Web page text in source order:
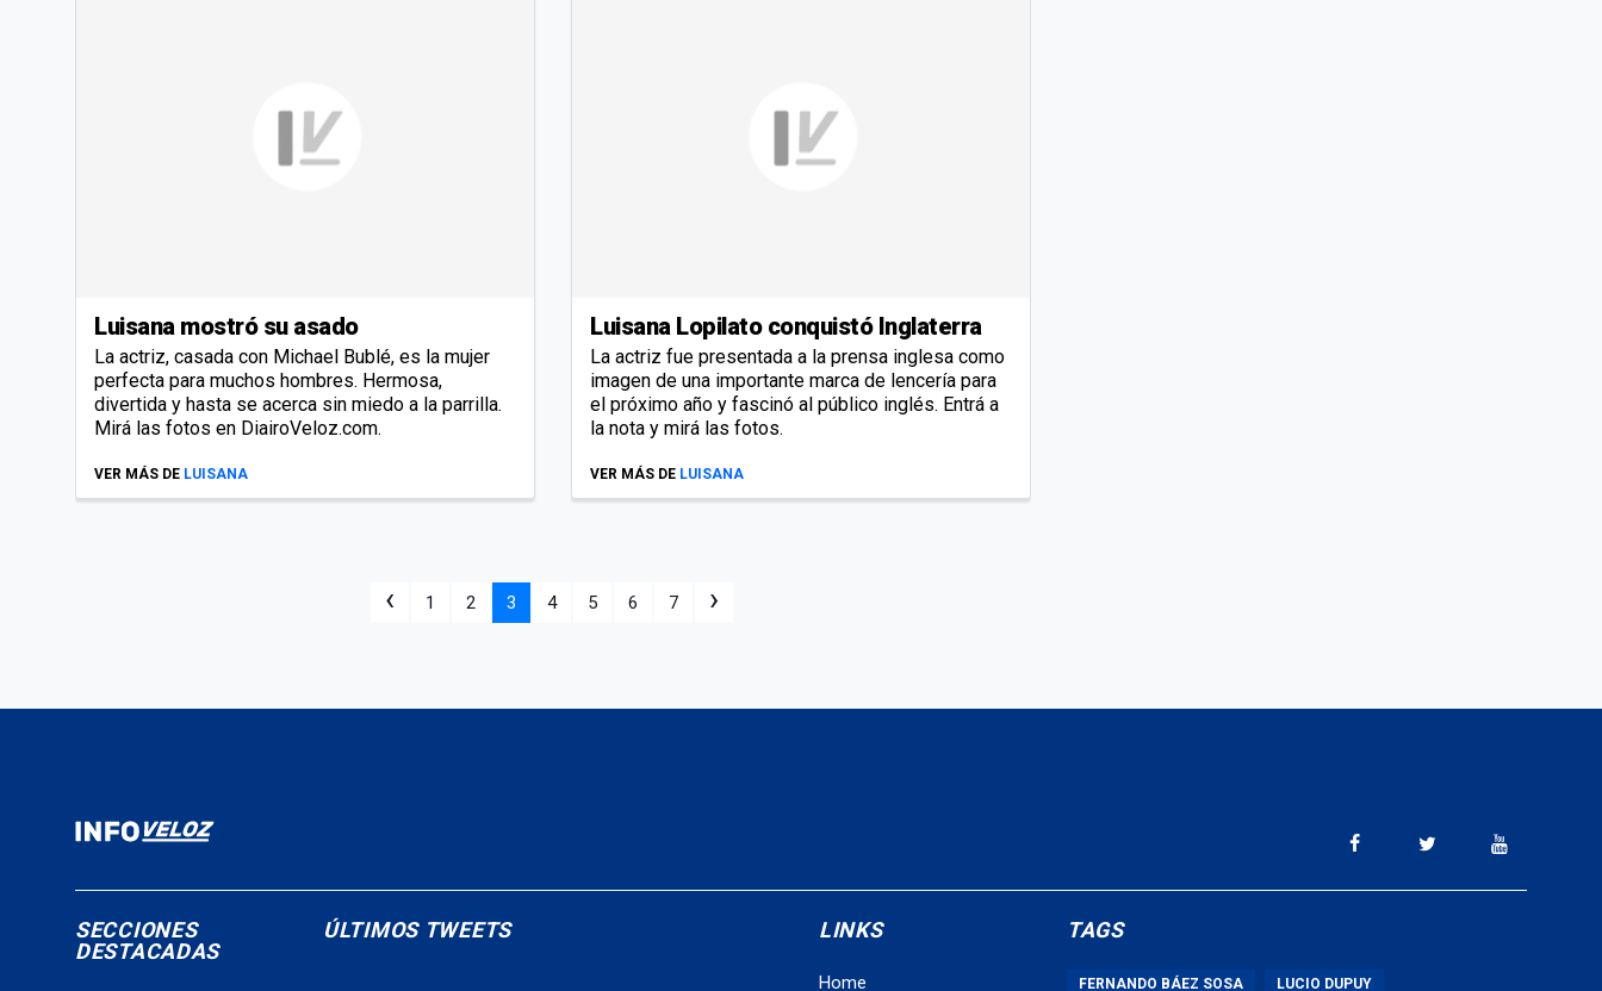
Luisana mostró su asado
La actriz, casada con Michael Bublé, es la mujer
perfecta para muchos hombres. Hermosa,
divertida y hasta se acerca sin miedo a la parrilla.
Mirá las fotos en DiairoVeloz.com.
VER MÁS DE LUISANA
Luisana Lopilato conquistó Inglaterra
La actriz fue presentada a la prensa inglesa como
imagen de una importante marca de lencería para
el próximo año y fascinó al público inglés. Entrá a
la nota y mirá las fotos.
VER MÁS DE LUISANA
‹ 1 2 3 4 5 6 7 ›
SECCIONES
DESTACADAS
ÚLTIMOS TWEETS LINKS
Home
TAGS
FERNANDO BÁEZ SOSA LUCIO DUPUY